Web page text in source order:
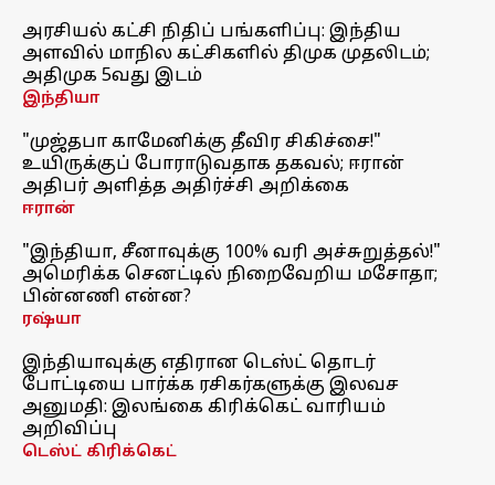
அரசியல் கட்சி நிதிப் பங்களிப்பு: இந்திய
அளவில் மாநில கட்சிகளில் திமுக முதலிடம்;
அதிமுக 5வது இடம்
இந்தியா
"முஜ்தபா காமேனிக்கு தீவிர சிகிச்சை!"
உயிருக்குப் போராடுவதாக தகவல்; ஈரான்
அதிபர் அளித்த அதிர்ச்சி அறிக்கை
ஈரான்
"இந்தியா, சீனாவுக்கு 100% வரி அச்சுறுத்தல்!"
அமெரிக்க செனட்டில் நிறைவேறிய மசோதா;
பின்னணி என்ன?
ரஷ்யா
இந்தியாவுக்கு எதிரான டெஸ்ட் தொடர்
போட்டியை பார்க்க ரசிகர்களுக்கு இலவச
அனுமதி: இலங்கை கிரிக்கெட் வாரியம்
அறிவிப்பு
டெஸ்ட் கிரிக்கெட்